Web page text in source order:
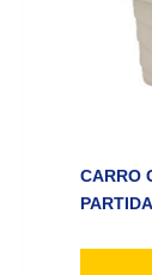
CARRO